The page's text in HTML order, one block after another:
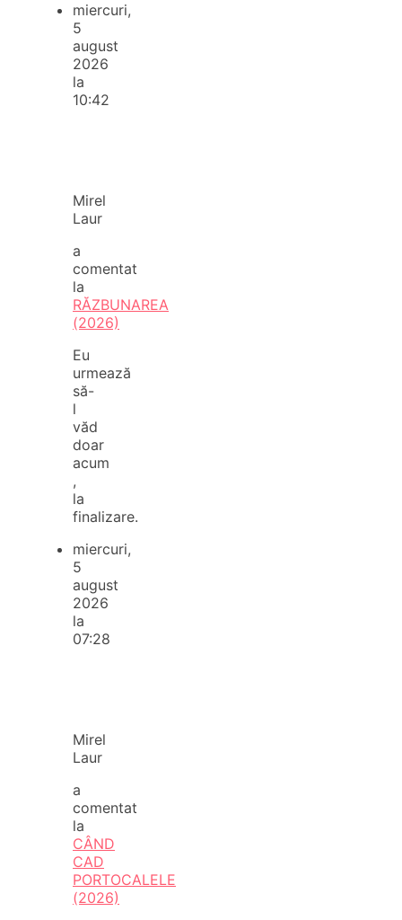
miercuri,
5
august
2026
la
10:42
Mirel
Laur
a
comentat
la
RĂZBUNAREA
(2026)
Eu
urmează
să-
l
văd
doar
acum
,
la
finalizare.
miercuri,
5
august
2026
la
07:28
Mirel
Laur
a
comentat
la
CÂND
CAD
PORTOCALELE
(2026)